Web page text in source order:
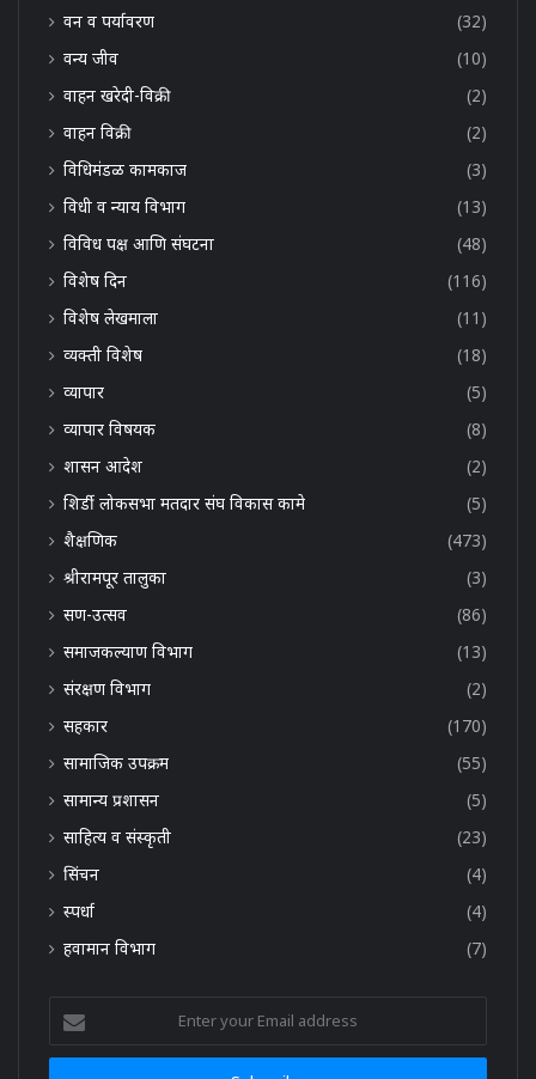
वन व पर्यावरण
(32)
वन्य जीव
(10)
वाहन खरेदी-विक्री
(2)
वाहन विक्री
(2)
विधिमंडळ कामकाज
(3)
विधी व न्याय विभाग
(13)
विविध पक्ष आणि संघटना
(48)
विशेष दिन
(116)
विशेष लेखमाला
(11)
व्यक्ती विशेष
(18)
व्यापार
(5)
व्यापार विषयक
(8)
शासन आदेश
(2)
शिर्डी लोकसभा मतदार संघ विकास कामे
(5)
शैक्षणिक
(473)
श्रीरामपूर तालुका
(3)
सण-उत्सव
(86)
समाजकल्याण विभाग
(13)
संरक्षण विभाग
(2)
सहकार
(170)
सामाजिक उपक्रम
(55)
सामान्य प्रशासन
(5)
साहित्य व संस्कृती
(23)
सिंचन
(4)
स्पर्धा
(4)
हवामान विभाग
(7)
your
Email